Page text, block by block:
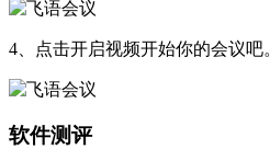
4、点击开启视频开始你的会议吧
软件测评